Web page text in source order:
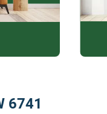
6741